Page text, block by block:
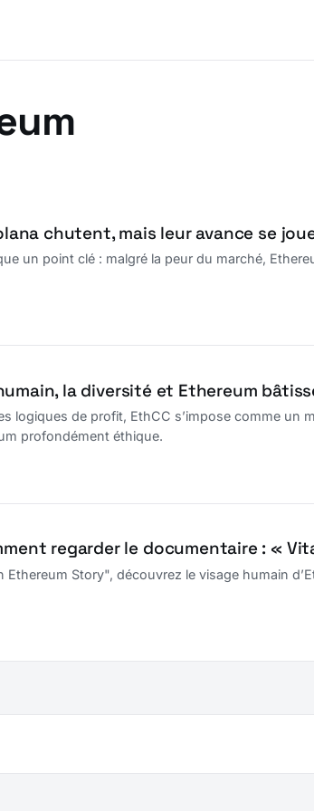
chutent, mais leur avance se
un point clé : malgré la peur du marché,
la diversité et Ethereum
logiques de profit, EthCC s’impose comme un
profondément éthique.
regarder le documentaire : «
Ethereum Story", découvrez le visage humain